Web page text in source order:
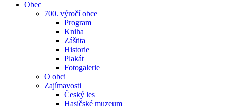
Obec
700. výročí obce
Program
Kniha
Záštita
Historie
Plakát
Fotogalerie
O obci
Zajímavosti
Český les
Hasičské muzeum